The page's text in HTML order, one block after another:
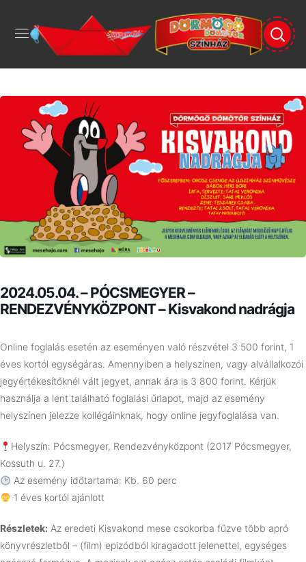
2024.05.04. – PÓCSMEGYER –
RENDEZVÉNYKÖZPONT – Kisvakond nadrágja
Online foglalás esetén az eseményen való részvétel 3 500 forint, 1
éves kortól egységáras. Amennyiben a helyszínen, vagy alvállalkozói
jegyértékesítőknél vált jegyet, annak ára is 3 800 forint. Kérjük
használja a lent található foglalási űrlapot, majd az esemény
helyszínen jelezze kollégáinknak, hogy online jegyfoglalása van.
Helyszín: Pócsmegyer, Rendezvényközpont (2017 Pócsmegyer,
Kossuth u. 27.)
Az esemény időtartama: Kb. 60 perc
1 éves kortól ajánlott
Részletek: Az eredeti Kisvakond mese csokorba fűzve több apró
könyvrészletből – (film) epizódból kiragadott jelenettel, egységes